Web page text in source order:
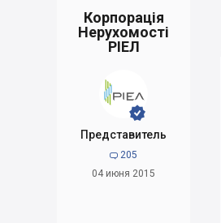
Корпорація
Нерухомості
РІЕЛ


Представитель
 205
04 июня 2015